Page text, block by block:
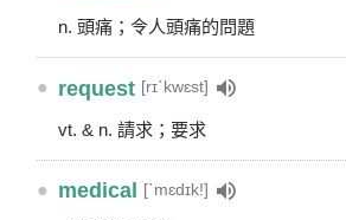
n. 頭痛；令人頭痛的問題
● request [rɪˋkwɛst]
vt. & n. 請求；要求
● medical [ˋmɛdɪk!]